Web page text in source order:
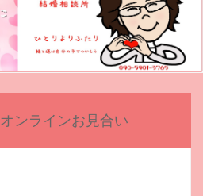
オンラインお見合い